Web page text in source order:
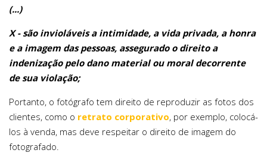
(...)
X - são invioláveis a intimidade, a vida privada, a honra
e a imagem das pessoas, assegurado o direito a
indenização pelo dano material ou moral decorrente
de sua violação;
Portanto, o fotógrafo tem direito de reproduzir as fotos dos
clientes, como o retrato corporativo, por exemplo, colocá-
los à venda, mas deve respeitar o direito de imagem do
fotografado.